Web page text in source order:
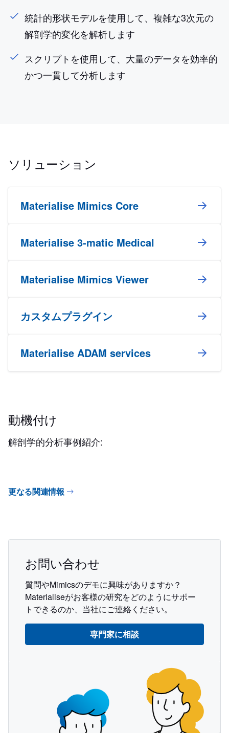
統計的形状モデルを使用して、複雑な3次元の
解剖学的変化を解析します
スクリプトを使用して、大量のデータを効率的
かつ一貫して分析します
ソリューション
Materialise Mimics Core
Materialise 3-matic Medical
Materialise Mimics Viewer
カスタムプラグイン
Materialise ADAM services
動機付け
解剖学的分析事例紹介:
更なる関連情報
お問い合わせ
質問やMimicsのデモに興味がありますか？
Materialiseがお客様の研究をどのようにサポー
トできるのか、当社にご連絡ください。
専門家に相談